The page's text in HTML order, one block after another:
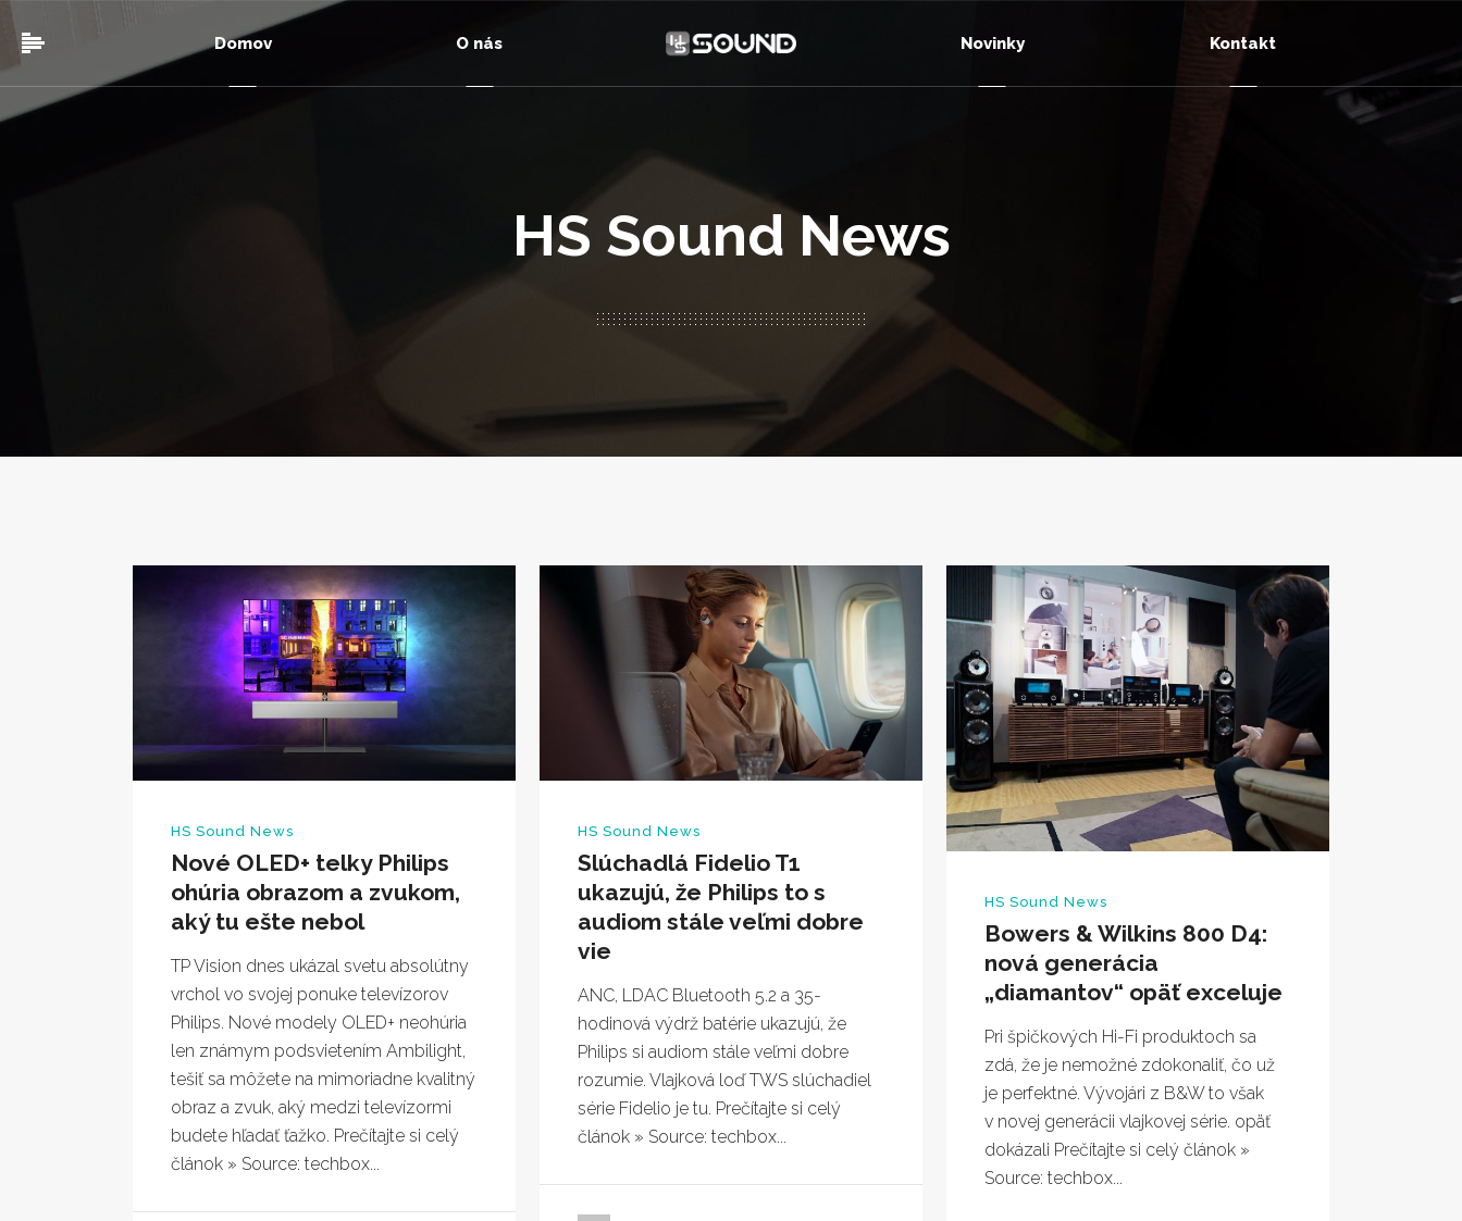
Domov O nás Novinky Kontakt
HS Sound News
HS Sound News
Nové OLED+ telky Philips
ohúria obrazom a zvukom,
aký tu ešte nebol
TP Vision dnes ukázal svetu absolútny
vrchol vo svojej ponuke televízorov
Philips. Nové modely OLED+ neohúria
len známym podsvietením Ambilight,
tešiť sa môžete na mimoriadne kvalitný
obraz a zvuk, aký medzi televízormi
budete hľadať ťažko. Prečítajte si celý
článok » Source: techbox...
HS Sound News
Slúchadlá Fidelio T1
ukazujú, že Philips to s
audiom stále veľmi dobre
vie
ANC, LDAC Bluetooth 5.2 a 35-
hodinová výdrž batérie ukazujú, že
Philips si audiom stále veľmi dobre
rozumie. Vlajková loď TWS slúchadiel
série Fidelio je tu. Prečítajte si celý
článok » Source: techbox...
HS Sound News
Bowers & Wilkins 800 D4:
nová generácia
„diamantov“ opäť exceluje
Pri špičkových Hi-Fi produktoch sa
zdá, že je nemožné zdokonaliť, čo už
je perfektné. Vývojári z B&W to však
v novej generácii vlajkovej série. opäť
dokázali Prečítajte si celý článok »
Source: techbox...